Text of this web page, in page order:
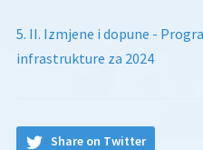
5. II. Izmjene i dopune -
infrastrukture za 2024
Share on Twitter